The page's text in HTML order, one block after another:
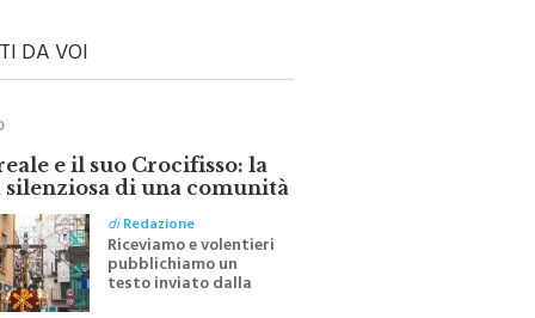
DA VOI
e il suo Crocifisso: la
silenziosa di una comunità
diRedazione
Riceviamo e volentieri
pubblichiamo un
testo inviato dalla